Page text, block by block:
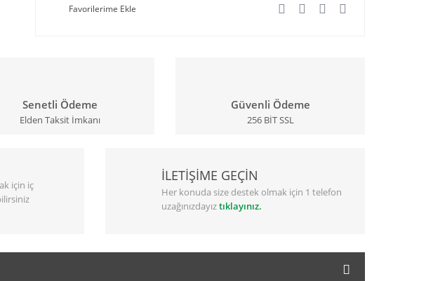
Senetli Ödeme
Elden Taksit İmkanı
Güvenli Ödeme
256 BİT SSL
için iç
İLETİŞİME GEÇİN
Her konuda size destek olmak için 1 telefon
uzağınızdayıztıklayınız.